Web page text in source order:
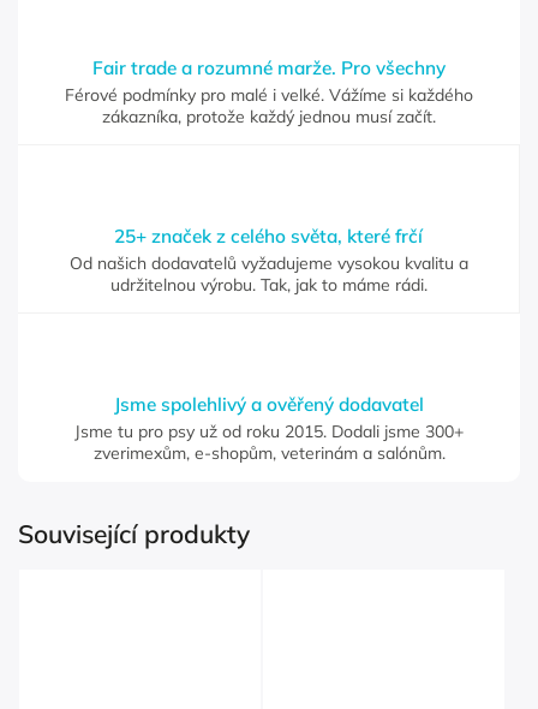
Fair trade a rozumné marže. Pro všechny
Férové podmínky pro malé i velké. Vážíme si každého
zákazníka, protože každý jednou musí začít.
25+ značek z celého světa, které frčí
Od našich dodavatelů vyžadujeme vysokou kvalitu a
udržitelnou výrobu. Tak, jak to máme rádi.
Jsme spolehlivý a ověřený dodavatel
Jsme tu pro psy už od roku 2015. Dodali jsme 300+
zverimexům, e-shopům, veterinám a salónům.
Související produkty